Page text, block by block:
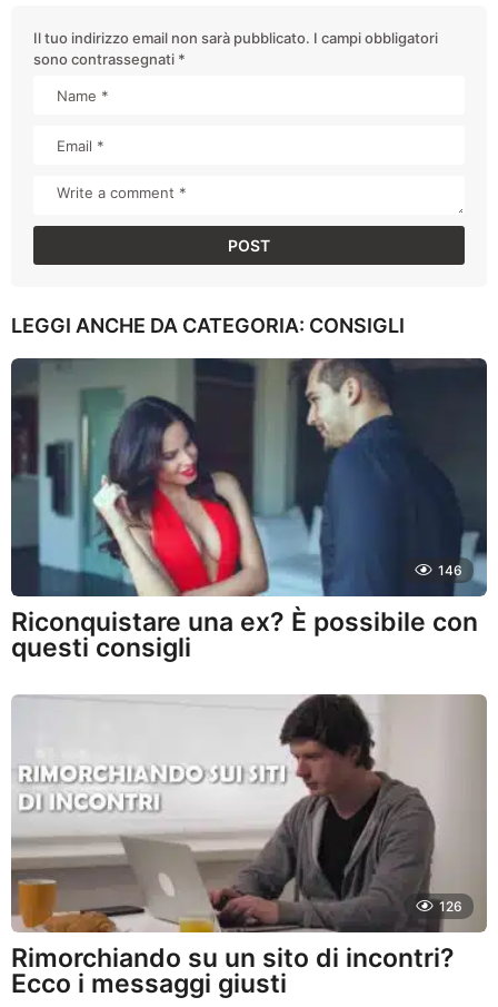
Il tuo indirizzo email non sarà pubblicato. I campi obbligatori
sono contrassegnati *
LEGGI ANCHE DA CATEGORIA: CONSIGLI
146
Riconquistare una ex? È possibile con
questi consigli
126
Rimorchiando su un sito di incontri?
Ecco i messaggi giusti